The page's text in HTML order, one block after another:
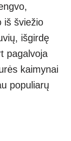
iš šviežio
išgirdę
pagalvoja
kaimynai
populiarų